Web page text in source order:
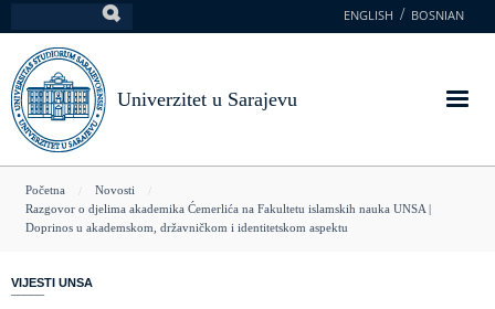
na
glavni
sadržaj
ENGLISH BOSNIAN
Univerzitet u Sarajevu
You
are
Početna
Novosti
Razgovor o djelima akademika Ćemerlića na Fakultetu islamskih nauka UNSA |
Doprinos u akademskom, državničkom i identitetskom aspektu
VIJESTI UNSA